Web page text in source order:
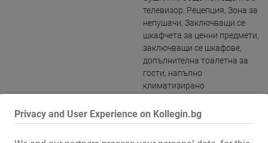
Privacy and User Experience on Kollegin.bg
телевизор, Рецепция, Зона за
непушачи, Заключващи се
шкафчета за ценни предмети,
заключващи се шкафове,
допълнителна тоалетна за
гости, напълно
климатизирано
ползване,с възможност за